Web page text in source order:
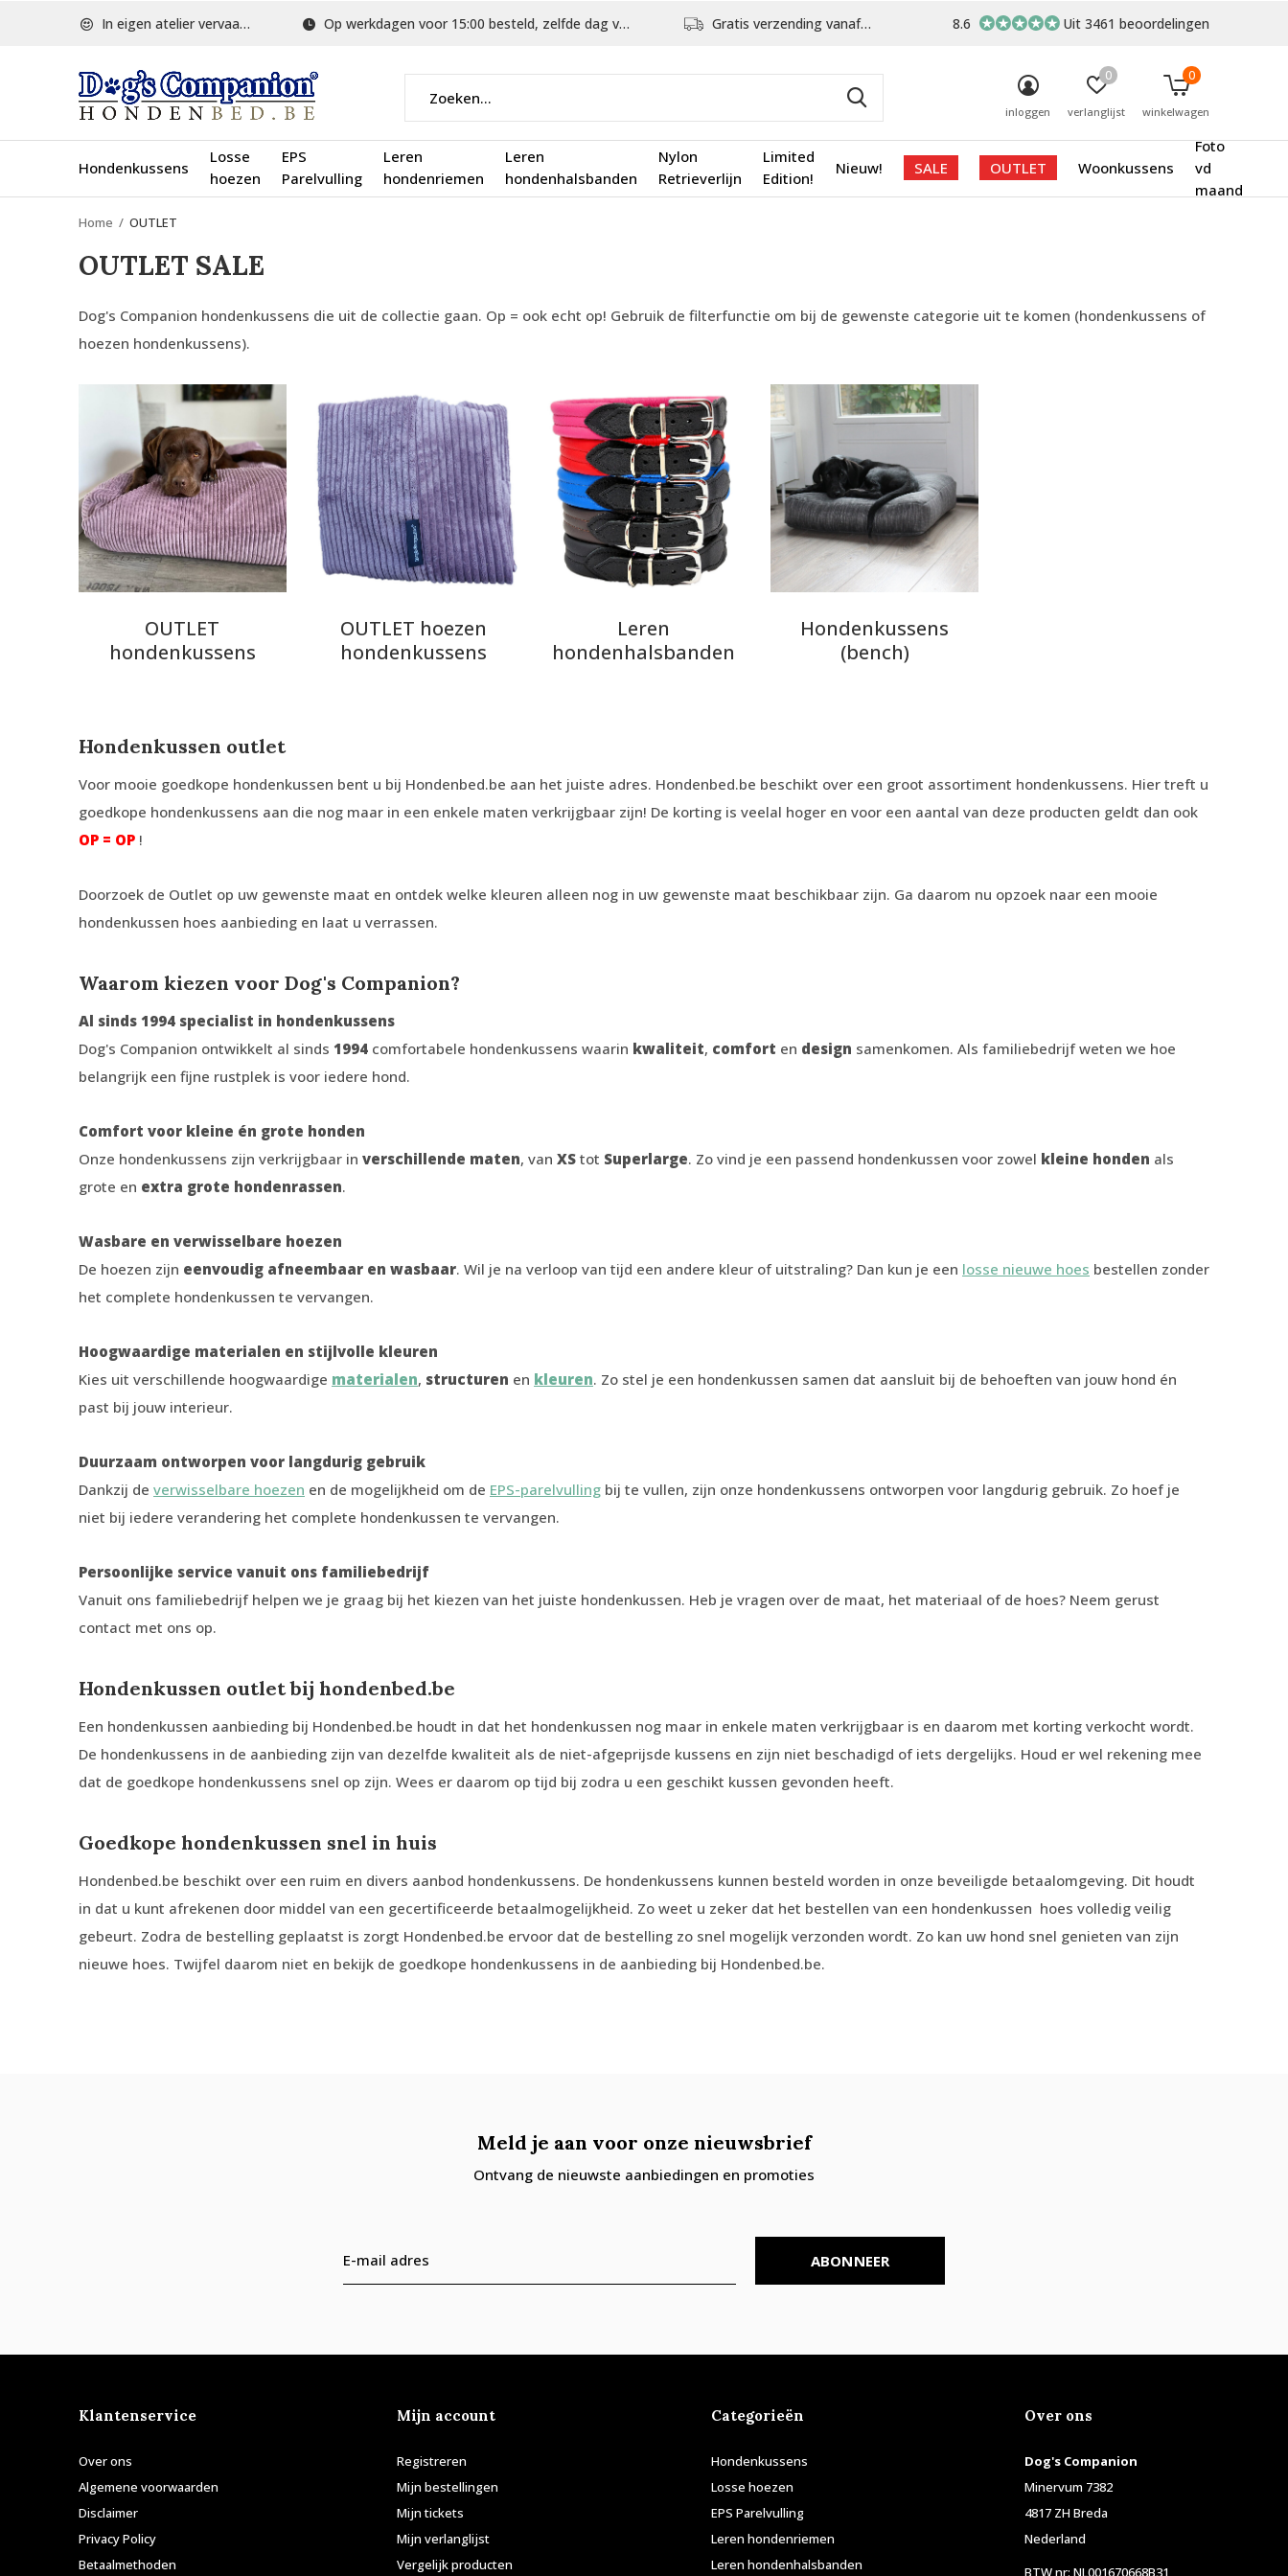
Hondenkussens
Losse
hoezen
EPS
Parelvulling
Leren
hondenriemen
Leren
hondenhalsbanden
Nylon
Retrieverlijn
Limited
Edition!
Nieuw! SALE OUTLET Woonkussens
Foto
vd
maand
inloggen verlanglijst
0
winkelwagen
0
In eigen atelier vervaardigd Op werkdagen voor 15:00 besteld, zelfde dag verstuurd Gratis verzending vanaf €75,- 8.6 Uit 3461 beoordelingen
Home OUTLET
OUTLET SALE
Dog's Companion hondenkussens die uit de collectie gaan. Op = ook echt op! Gebruik de filterfunctie om bij de gewenste categorie uit te komen (hondenkussens of
hoezen hondenkussens).
OUTLET
hondenkussens
OUTLET hoezen
hondenkussens
Leren
hondenhalsbanden
Hondenkussens
(bench)
Hondenkussen outlet
Voor mooie goedkope hondenkussen bent u bij Hondenbed.be aan het juiste adres. Hondenbed.be beschikt over een groot assortiment hondenkussens. Hier treft u
goedkope hondenkussens aan die nog maar in een enkele maten verkrijgbaar zijn! De korting is veelal hoger en voor een aantal van deze producten geldt dan ook
OP = OP !
Doorzoek de Outlet op uw gewenste maat en ontdek welke kleuren alleen nog in uw gewenste maat beschikbaar zijn. Ga daarom nu opzoek naar een mooie
hondenkussen hoes aanbieding en laat u verrassen.
Waarom kiezen voor Dog's Companion?
Al sinds 1994 specialist in hondenkussens
Dog's Companion ontwikkelt al sinds 1994 comfortabele hondenkussens waarin kwaliteit, comfort en design samenkomen. Als familiebedrijf weten we hoe
belangrijk een fijne rustplek is voor iedere hond.
Comfort voor kleine én grote honden
Onze hondenkussens zijn verkrijgbaar in verschillende maten, van XS tot Superlarge. Zo vind je een passend hondenkussen voor zowel kleine honden als
grote en extra grote hondenrassen.
Wasbare en verwisselbare hoezen
De hoezen zijn eenvoudig afneembaar en wasbaar. Wil je na verloop van tijd een andere kleur of uitstraling? Dan kun je een losse nieuwe hoes bestellen zonder
het complete hondenkussen te vervangen.
Hoogwaardige materialen en stijlvolle kleuren
Kies uit verschillende hoogwaardige materialen, structuren en kleuren. Zo stel je een hondenkussen samen dat aansluit bij de behoeften van jouw hond én
past bij jouw interieur.
Duurzaam ontworpen voor langdurig gebruik
Dankzij de verwisselbare hoezen en de mogelijkheid om de EPS-parelvulling bij te vullen, zijn onze hondenkussens ontworpen voor langdurig gebruik. Zo hoef je
niet bij iedere verandering het complete hondenkussen te vervangen.
Persoonlijke service vanuit ons familiebedrijf
Vanuit ons familiebedrijf helpen we je graag bij het kiezen van het juiste hondenkussen. Heb je vragen over de maat, het materiaal of de hoes? Neem gerust
contact met ons op.
Hondenkussen outlet bij hondenbed.be
Een hondenkussen aanbieding bij Hondenbed.be houdt in dat het hondenkussen nog maar in enkele maten verkrijgbaar is en daarom met korting verkocht wordt.
De hondenkussens in de aanbieding zijn van dezelfde kwaliteit als de niet-afgeprijsde kussens en zijn niet beschadigd of iets dergelijks. Houd er wel rekening mee
dat de goedkope hondenkussens snel op zijn. Wees er daarom op tijd bij zodra u een geschikt kussen gevonden heeft.
Goedkope hondenkussen snel in huis
Hondenbed.be beschikt over een ruim en divers aanbod hondenkussens. De hondenkussens kunnen besteld worden in onze beveiligde betaalomgeving. Dit houdt
in dat u kunt afrekenen door middel van een gecertificeerde betaalmogelijkheid. Zo weet u zeker dat het bestellen van een hondenkussen hoes volledig veilig
gebeurt. Zodra de bestelling geplaatst is zorgt Hondenbed.be ervoor dat de bestelling zo snel mogelijk verzonden wordt. Zo kan uw hond snel genieten van zijn
nieuwe hoes. Twijfel daarom niet en bekijk de goedkope hondenkussens in de aanbieding bij Hondenbed.be.
Meld je aan voor onze nieuwsbrief
Ontvang de nieuwste aanbiedingen en promoties
ABONNEER
Klantenservice
Over ons
Algemene voorwaarden
Disclaimer
Privacy Policy
Betaalmethoden
Mijn account
Registreren
Mijn bestellingen
Mijn tickets
Mijn verlanglijst
Vergelijk producten
Categorieën
Hondenkussens
Losse hoezen
EPS Parelvulling
Leren hondenriemen
Leren hondenhalsbanden
Over ons
Dog's Companion
Minervum 7382
4817 ZH Breda
Nederland
BTW nr: NL001670668B31